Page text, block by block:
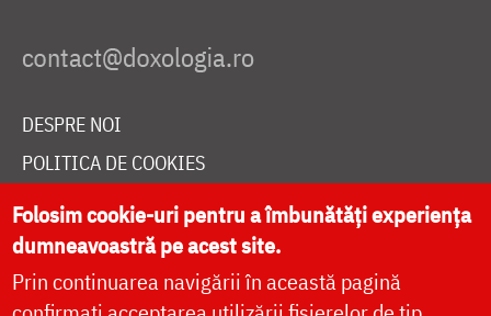
DESPRE NOI
POLITICA DE COOKIES
DONEAZĂ ONLINE PENTRU CATEDRALA NAȚIONALĂ
LIVE
Folosim cookie-uri pentru a îmbunătăți experiența
dumneavoastră pe acest site.
Prin continuarea navigării în această pagină